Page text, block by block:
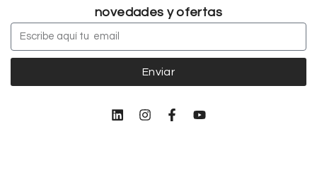
novedades y ofertas
Enviar